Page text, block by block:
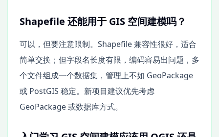
Shapefile 还能用于 GIS 空间建模吗？
可以，但要注意限制。Shapefile 兼容性很好，适合
简单交换；但字段名长度有限，编码容易出问题，多
个文件组成一个数据集，管理上不如 GeoPackage
或 PostGIS 稳定。新项目建议优先考虑
GeoPackage 或数据库方式。